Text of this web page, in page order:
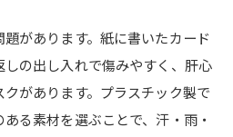
があります。紙に書いたカード
の出し入れで傷みやすく、肝心
があります。プラスチック製で
る素材を選ぶことで、汗・雨・